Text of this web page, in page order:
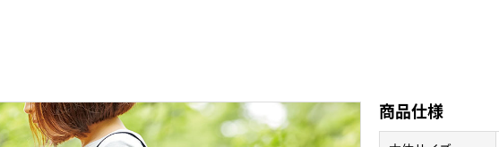
商品仕様